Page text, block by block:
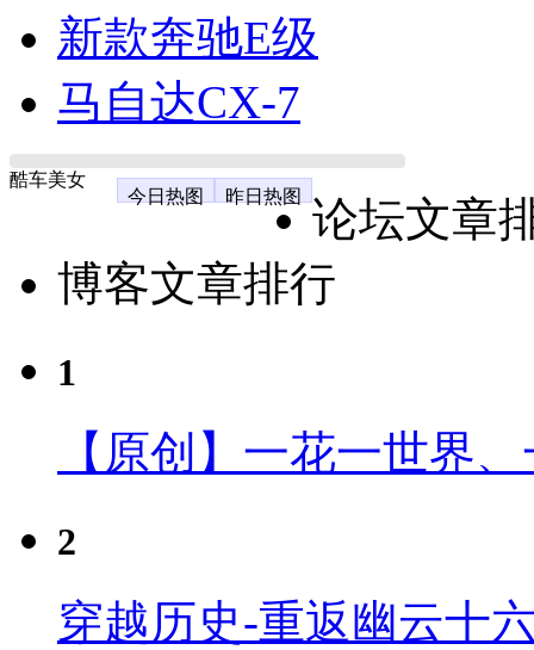
新款奔驰E级
马自达CX-7
酷车美女
今日热图
昨日热图
论坛文章
博客文章排行
1
【原创】一花一世界
2
穿越历史-重返幽云十